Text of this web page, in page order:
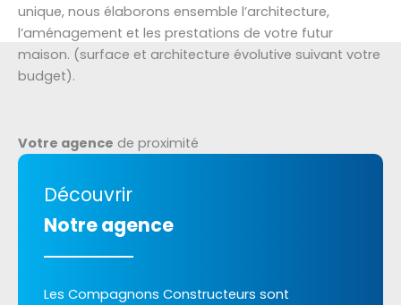
unique, nous élaborons ensemble l’architecture,
l’aménagement et les prestations de votre futur
maison. (surface et architecture évolutive suivant votre
budget).
Votre agence de proximité
Découvrir
Notre agence
Les Compagnons Constructeurs sont